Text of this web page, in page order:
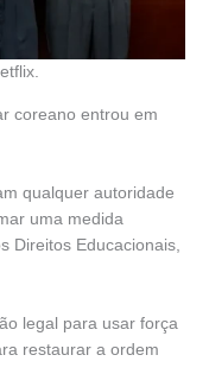
coreano entrou em
qualquer autoridade
uma medida
Direitos Educacionais,
legal para usar força
restaurar a ordem